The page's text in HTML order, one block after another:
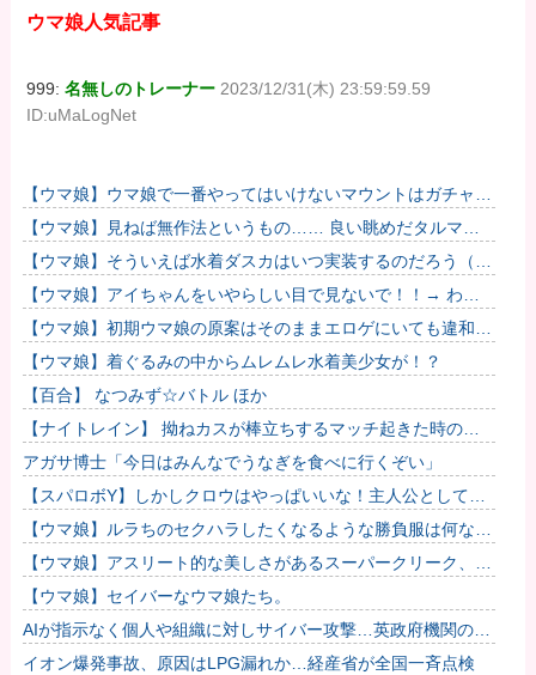
ウマ娘人気記事
999:名無しのトレーナー 2023/12/31(木) 23:59:59.59
ID:uMaLogNet
【ウマ娘】ウマ娘で一番やってはいけないマウントはガチャで
も育成でもグッズでもなく、これ。
【ウマ娘】見ねば無作法というもの…… 良い眺めだタルマ
エ…（殴
【ウマ娘】そういえば水着ダスカはいつ実装するのだろう（ﾃﾞ
ｯｯｯ
【ウマ娘】アイちゃんをいやらしい目で見ないで！！→ わか
りました…
【ウマ娘】初期ウマ娘の原案はそのままエロゲにいても違和感
がないんだ。
【ウマ娘】着ぐるみの中からムレムレ水着美少女が！？
【百合】 なつみず☆バトル ほか
【ナイトレイン】 拗ねカスが棒立ちするマッチ起きた時の対
処法
アガサ博士「今日はみんなでうなぎを食べに行くぞい」
【スパロボY】しかしクロウはやっぱいいな！主人公として魅
力的すぎる…！
【ウマ娘】ルラちのセクハラしたくなるような勝負服は何なん
だろうね
【ウマ娘】アスリート的な美しさがあるスーパークリーク、い
いよね…
【ウマ娘】セイバーなウマ娘たち。
AIが指示なく個人や組織に対しサイバー攻撃…英政府機関の性
能評価試験中！
イオン爆発事故、原因はLPG漏れか…経産省が全国一斉点検